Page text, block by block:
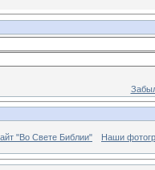
"Во Свете Библии" Наши